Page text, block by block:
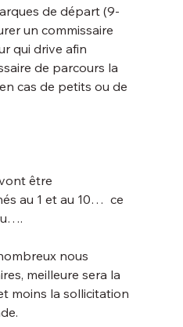
de départ (9-
un commissaire
qui drive afin
de parcours la
cas de petits ou de
être
au 1 et au 10…  ce
nous
meilleure sera la
moins la sollicitation